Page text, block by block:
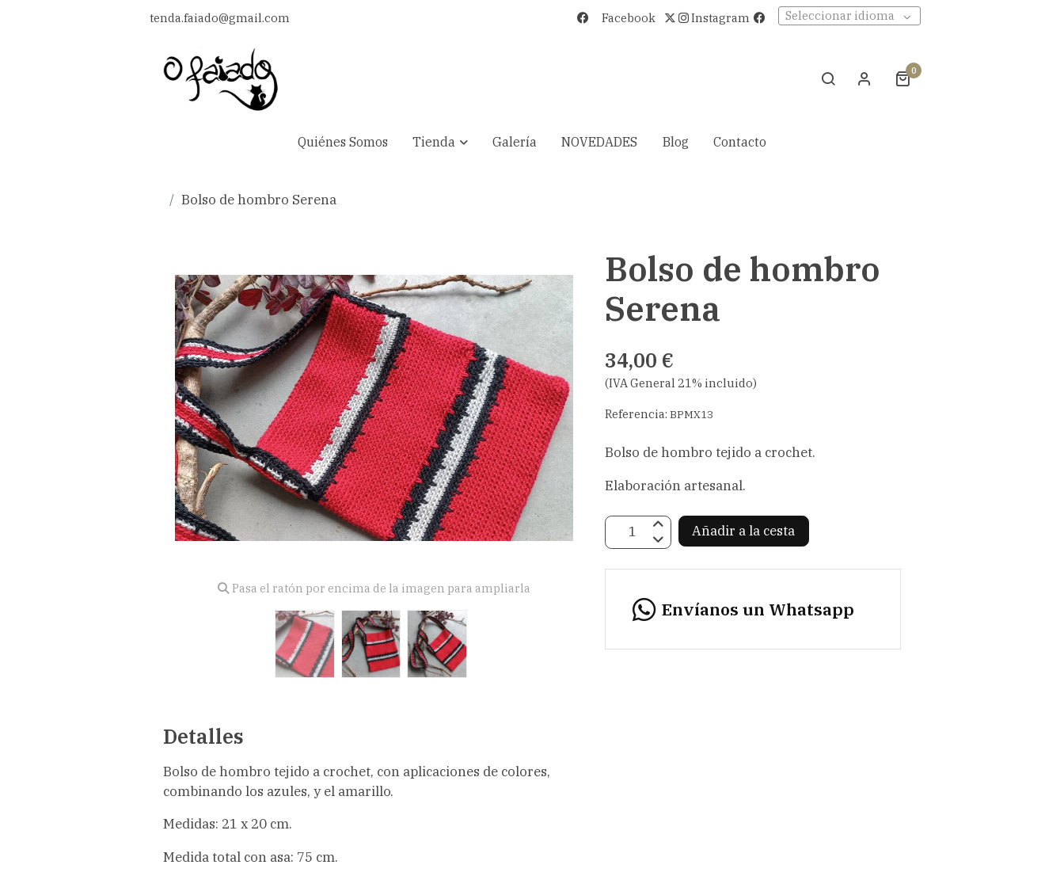
tenda.faiado@gmail.com Facebook Instagram Seleccionar idioma
0
Quiénes Somos Tienda Galería NOVEDADES Blog Contacto
Bolso de hombro Serena
Pasa el ratón por encima de la imagen para ampliarla
Detalles
Bolso de hombro tejido a crochet, con aplicaciones de colores,
combinando los azules, y el amarillo.
Medidas: 21 x 20 cm.
Medida total con asa: 75 cm.
Bolso de hombro
Serena
34,00 €
(IVA General 21% incluido)
Referencia: BPMX13
Bolso de hombro tejido a crochet.
Elaboración artesanal.
Añadir a la cesta
Envíanos un Whatsapp